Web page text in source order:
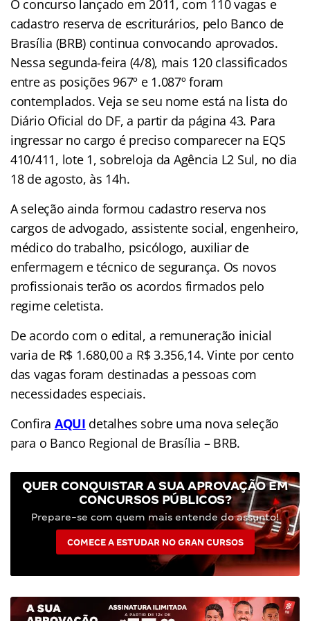
O concurso lançado em 2011, com 110 vagas e
cadastro reserva de escriturários, pelo Banco de
Brasília (BRB) continua convocando aprovados.
Nessa segunda-feira (4/8), mais 120 classificados
entre as posições 967º e 1.087º foram
contemplados. Veja se seu nome está na lista do
Diário Oficial do DF, a partir da página 43. Para
ingressar no cargo é preciso comparecer na EQS
410/411, lote 1, sobreloja da Agência L2 Sul, no dia
18 de agosto, às 14h.
A seleção ainda formou cadastro reserva nos
cargos de advogado, assistente social, engenheiro,
médico do trabalho, psicólogo, auxiliar de
enfermagem e técnico de segurança. Os novos
profissionais terão os acordos firmados pelo
regime celetista.
De acordo com o edital, a remuneração inicial
varia de R$ 1.680,00 a R$ 3.356,14. Vinte por cento
das vagas foram destinadas a pessoas com
necessidades especiais.
Confira AQUI detalhes sobre uma nova seleção
para o Banco Regional de Brasília – BRB.
QUER CONQUISTAR A SUA APROVAÇÃO EM
CONCURSOS PÚBLICOS?
Prepare-se com quem mais entende do assunto!
COMECE A ESTUDAR NO GRAN CURSOS